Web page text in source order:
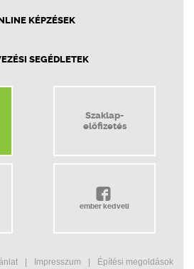
KÉPZÉSEK
SEGÉDLETEK
Szaklap-
előfizetés
ember kedveli
Impresszum Építési megoldások